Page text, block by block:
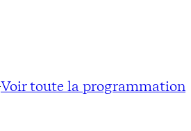
Voir toute la programmation